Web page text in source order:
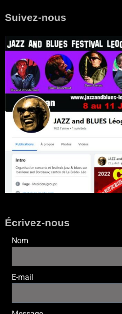
Écrivez-nous
Nom
E-mail
Suivez-nous